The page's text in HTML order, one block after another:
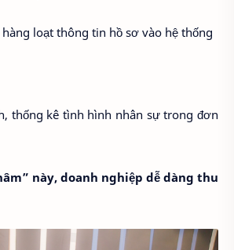
loạt thông tin hồ sơ vào hệ thống
thống kê tình hình nhân sự trong đơn
này, doanh nghiệp dễ dàng thu